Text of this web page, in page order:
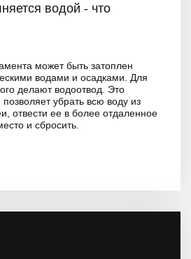
водой - что
может быть затоплен
водами и осадками. Для
делают водоотвод. Это
убрать всю воду из
отвести ее в более отдаленное
и сбросить.